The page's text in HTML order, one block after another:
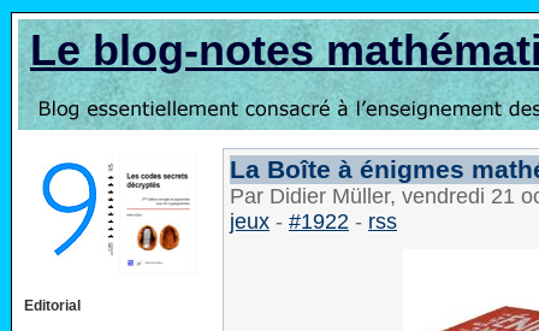
Le blog-notes
Editorial
La Boîte à énigmes
Par Didier Müller, vendredi 21
jeux - #1922 - rss